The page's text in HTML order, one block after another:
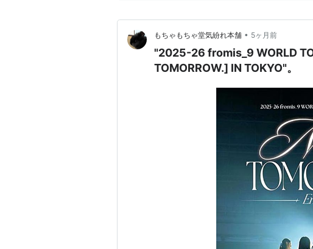
もちゃもちゃ堂気紛れ本舗 • 5ヶ月前
"2025-26 fromis_9 WORLD
TOMORROW.] IN TOKYO"。